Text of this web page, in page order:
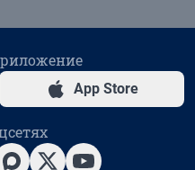
App Store